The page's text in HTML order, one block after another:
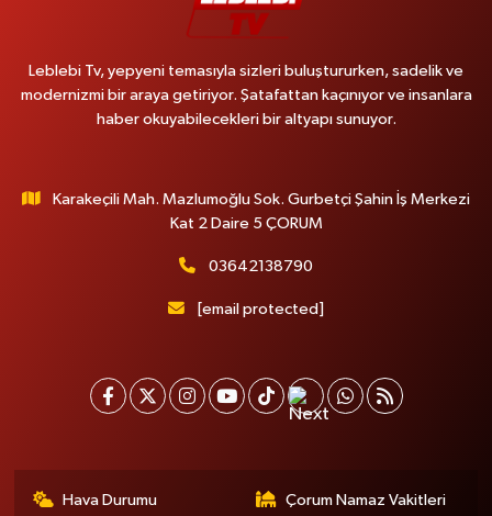
Leblebi Tv, yepyeni temasıyla sizleri buluştururken, sadelik ve
modernizmi bir araya getiriyor. Şatafattan kaçınıyor ve insanlara
haber okuyabilecekleri bir altyapı sunuyor.
Karakeçili Mah. Mazlumoğlu Sok. Gurbetçi Şahin İş Merkezi
Kat 2 Daire 5 ÇORUM
03642138790
[email protected]
Hava Durumu Çorum Namaz Vakitleri